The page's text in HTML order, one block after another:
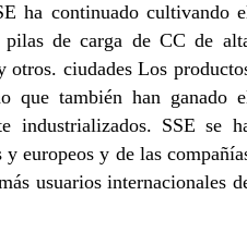
ha continuado cultivando
pilas de carga de CC de
otros. ciudades Los
que también han ganado
industrializados. SSE se
europeos y de las
usuarios internacionales